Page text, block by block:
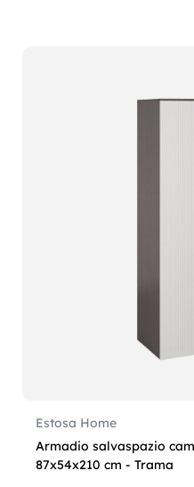
Estosa Home
Armadio salvaspazio
87x54x210 cm - Trama